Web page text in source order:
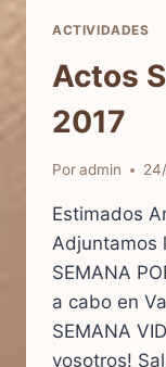
ACTIVIDADES
Actos
2017
Poradmin
Estimados
Adjuntamos
SEMANA
a cabo en
SEMANA
vosotros!